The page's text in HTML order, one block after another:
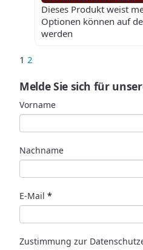
Dieses Produkt weist
Optionen können auf
werden
1 2
Melde Sie sich für
Vorname
Nachname
E-Mail *
Zustimmung zur